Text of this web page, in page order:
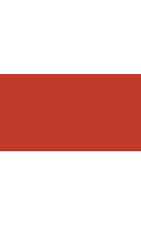
Aller au